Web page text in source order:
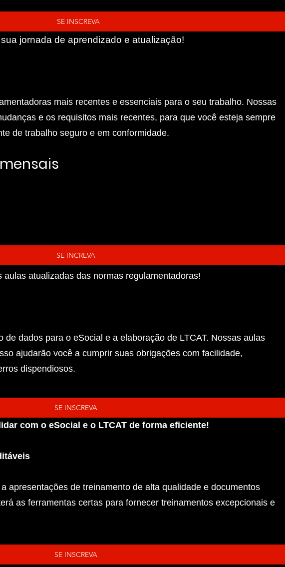
SE INSCREVA
jornada de aprendizado e atualização!
mais recentes e essenciais para o seu trabalho. Nossas
e os requisitos mais recentes, para que você esteja sempre
de trabalho seguro e em conformidade.
SE INCREVA
aulas atualizadas das normas regulamentadoras!
de dados para o eSocial e a elaboração de LTCAT. Nossas aulas
ajudarão você a cumprir suas obrigações com facilidade,
dispendiosos.
SE INSCREVA
com o eSocial e o LTCAT de forma eficiente!
apresentações de treinamento de alta qualidade e documentos
as ferramentas certas para fornecer treinamentos excepcionais e
SE INSCREVA